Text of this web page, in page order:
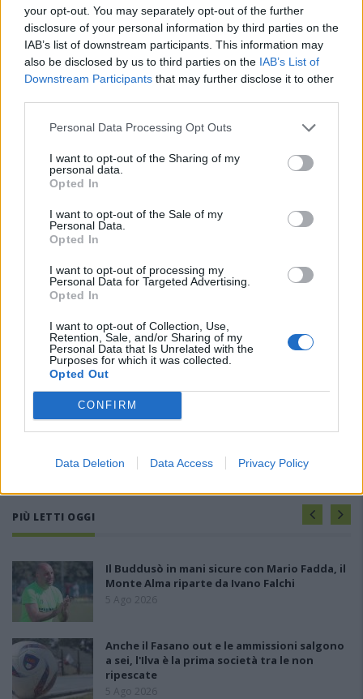
your opt-out. You may separately opt-out of the further
disclosure of your personal information by third parties on the
IAB’s list of downstream participants. This information may
also be disclosed by us to third parties on the IAB’s List of
Downstream Participants that may further disclose it to other
Personal Data Processing Opt Outs
I want to opt-out of the Sharing of my
personal data.
Opted In
I want to opt-out of the Sale of my
Personal Data.
Opted In
I want to opt-out of processing my
Personal Data for Targeted Advertising.
Opted In
I want to opt-out of Collection, Use,
Retention, Sale, and/or Sharing of my
Personal Data that Is Unrelated with the
Purposes for which it was collected.
Opted Out
CONFIRM
Data Deletion Data Access Privacy Policy
PIÙ LETTI OGGI
Il Buddusò in mani sicure con Mario Fadda, il
Monte Alma riparte da Ivano Falchi
5 Ago 2026
Anche il Fasano out e le ammissioni salgono
a sei, l'Ilva è la prima società tra le non
ripescate
5 Ago 2026